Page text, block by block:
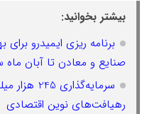
بیشتر بخوانید:
صنایع و معادن تا آبان ماه
رهیافت‌های نوین اقتصادی